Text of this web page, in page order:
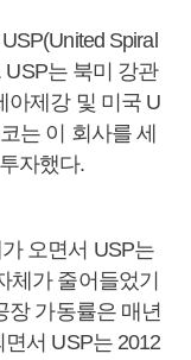
Spiral
USP는 북미 강관
아제강 및 미국 U
는 이 회사를 세
자했다.
오면서 USP는
체가 줄어들었기
장 가동률은 매년
서 USP는 2012